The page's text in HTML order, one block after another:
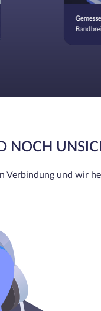
NOCH
Verbindung und wir